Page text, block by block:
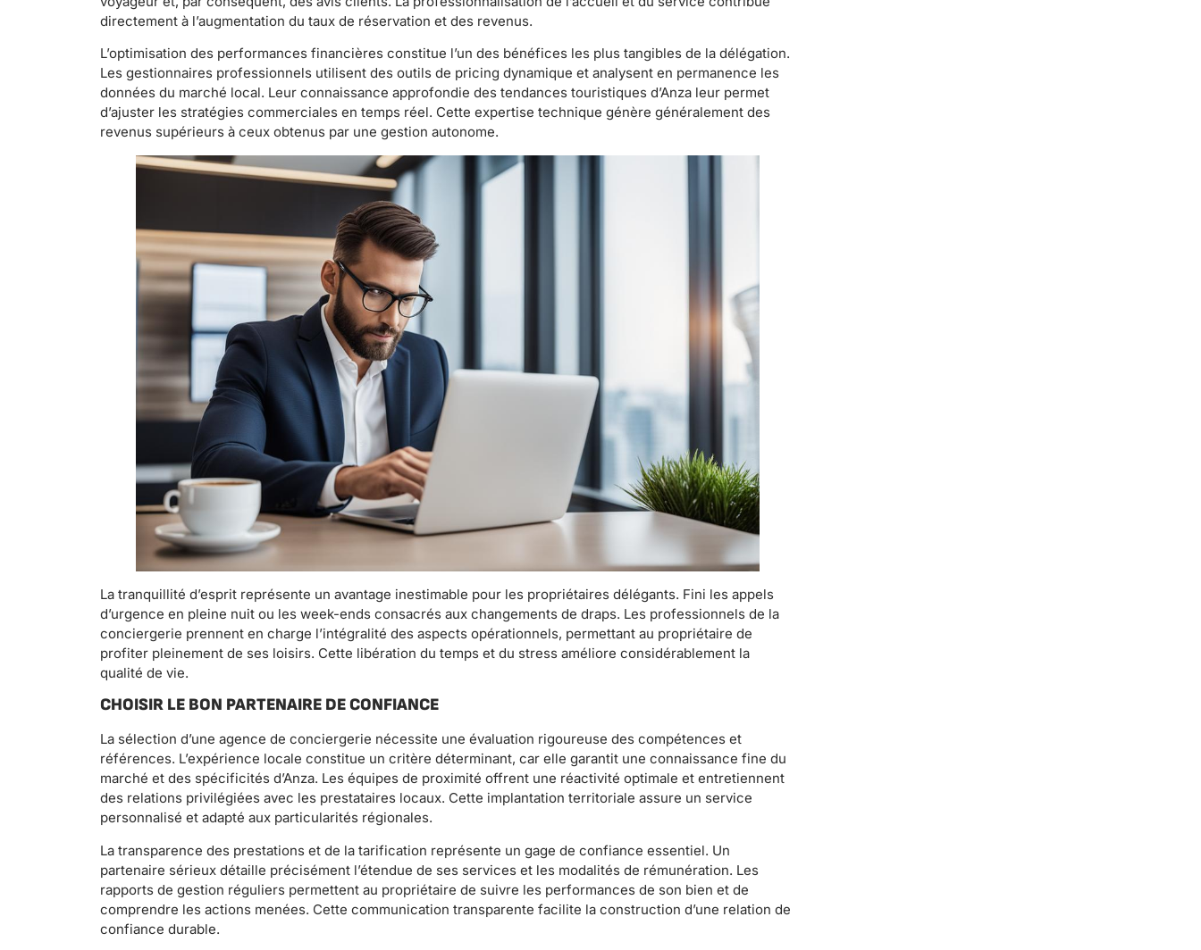
directement à l’augmentation du taux de réservation et des revenus.
L’optimisation des performances financières constitue l’un des bénéfices les plus tangibles de la délégation.
Les gestionnaires professionnels utilisent des outils de pricing dynamique et analysent en permanence les
données du marché local. Leur connaissance approfondie des tendances touristiques d’Anza leur permet
d’ajuster les stratégies commerciales en temps réel. Cette expertise technique génère généralement des
revenus supérieurs à ceux obtenus par une gestion autonome.
La tranquillité d’esprit représente un avantage inestimable pour les propriétaires délégants. Fini les appels
d’urgence en pleine nuit ou les week-ends consacrés aux changements de draps. Les professionnels de la
conciergerie prennent en charge l’intégralité des aspects opérationnels, permettant au propriétaire de
profiter pleinement de ses loisirs. Cette libération du temps et du stress améliore considérablement la
qualité de vie.
CHOISIR LE BON PARTENAIRE DE CONFIANCE
La sélection d’une agence de conciergerie nécessite une évaluation rigoureuse des compétences et
références. L’expérience locale constitue un critère déterminant, car elle garantit une connaissance fine du
marché et des spécificités d’Anza. Les équipes de proximité offrent une réactivité optimale et entretiennent
des relations privilégiées avec les prestataires locaux. Cette implantation territoriale assure un service
personnalisé et adapté aux particularités régionales.
La transparence des prestations et de la tarification représente un gage de confiance essentiel. Un
partenaire sérieux détaille précisément l’étendue de ses services et les modalités de rémunération. Les
rapports de gestion réguliers permettent au propriétaire de suivre les performances de son bien et de
comprendre les actions menées. Cette communication transparente facilite la construction d’une relation de
confiance durable.